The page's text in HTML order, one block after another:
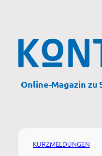
Online-Magazin zu
KURZMELDUNGEN